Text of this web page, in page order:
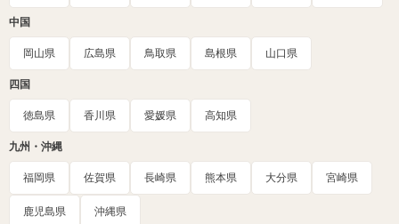
中国
岡山県 広島県 鳥取県 島根県 山口県
四国
徳島県 香川県 愛媛県 高知県
九州・沖縄
福岡県 佐賀県 長崎県 熊本県 大分県 宮崎県
鹿児島県 沖縄県